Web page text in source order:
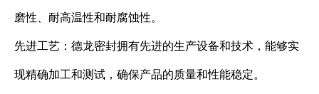
磨性、耐高温性和耐腐蚀性。
先进工艺：德龙密封拥有先进的生产设备和技术，能够实
现精确加工和测试，确保产品的质量和性能稳定。